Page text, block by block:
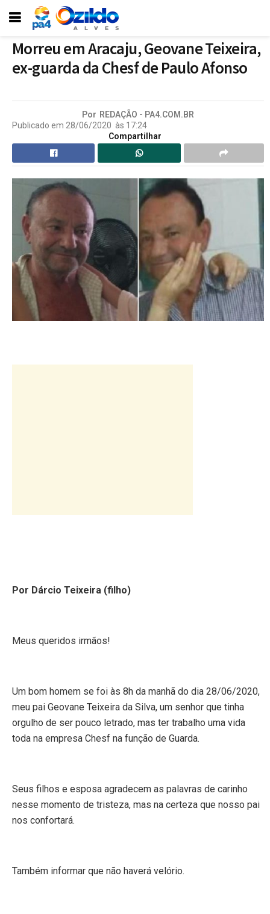
Morreu em Aracaju, Geovane Teixeira,
ex-guarda da Chesf de Paulo Afonso
Por REDAÇÃO - PA4.COM.BR
Publicado em 28/06/2020 às 17:24
Compartilhar
Por Dárcio Teixeira (filho)
Meus queridos irmãos!
Um bom homem se foi às 8h da manhã do dia 28/06/2020,
meu pai Geovane Teixeira da Silva, um senhor que tinha
orgulho de ser pouco letrado, mas ter trabalho uma vida
toda na empresa Chesf na função de Guarda.
Seus filhos e esposa agradecem as palavras de carinho
nesse momento de tristeza, mas na certeza que nosso pai
nos confortará.
Também informar que não haverá velório.